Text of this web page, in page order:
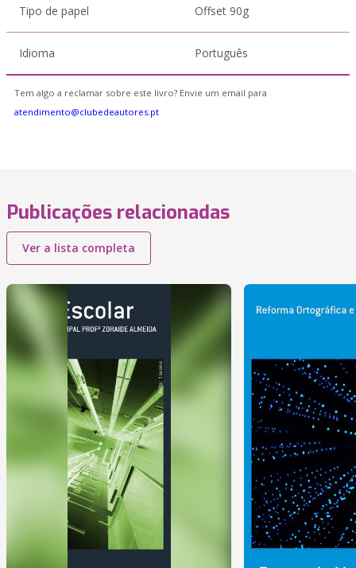
Tipo de papel Offset 90g
Idioma Português
Tem algo a reclamar sobre este livro? Envie um email para
atendimento@clubedeautores.pt
Publicações relacionadas
Ver a lista completa